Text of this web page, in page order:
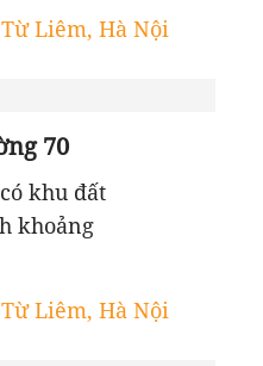
70
khu đất
khoảng